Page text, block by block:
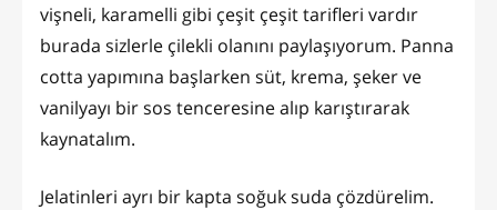
vişneli, karamelli gibi çeşit çeşit tarifleri vardır
burada sizlerle çilekli olanını paylaşıyorum. Panna
cotta yapımına başlarken süt, krema, şeker ve
vanilyayı bir sos tenceresine alıp karıştırarak
kaynatalım.
Jelatinleri ayrı bir kapta soğuk suda çözdürelim.